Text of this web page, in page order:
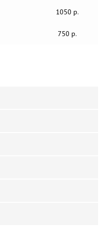
1050 р.
750 р.